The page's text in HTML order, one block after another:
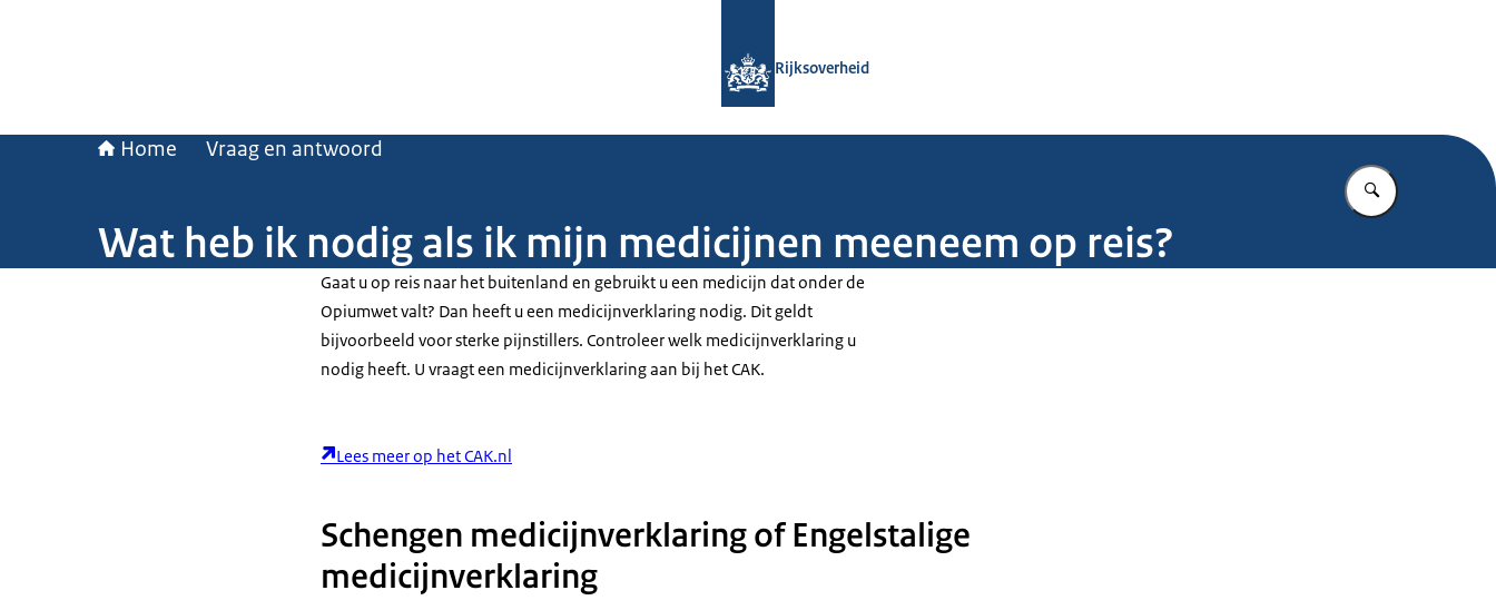
Rijksoverheid
Home Vraag en antwoord
Vul in wat u
Wat heb ik nodig als ik mijn medicijnen meeneem op reis?
Gaat u op reis naar het buitenland en gebruikt u een medicijn dat onder de
Opiumwet valt? Dan heeft u een medicijnverklaring nodig. Dit geldt
bijvoorbeeld voor sterke pijnstillers. Controleer welk medicijnverklaring u
nodig heeft. U vraagt een medicijnverklaring aan bij het CAK.
Lees meer op het CAK.nl
Schengen medicijnverklaring of Engelstalige
medicijnverklaring